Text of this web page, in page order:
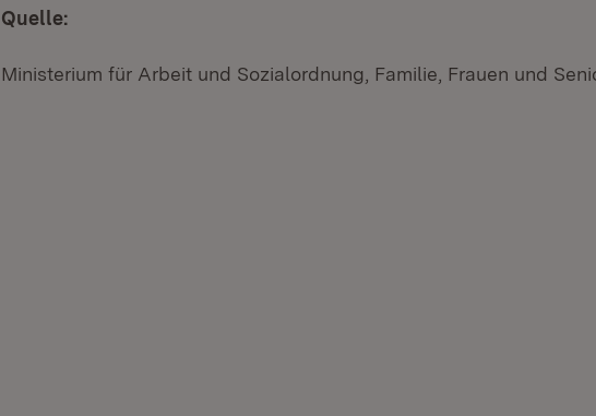
Quelle:
Ministerium für Arbeit und Sozialordnung, Familie, Frauen und